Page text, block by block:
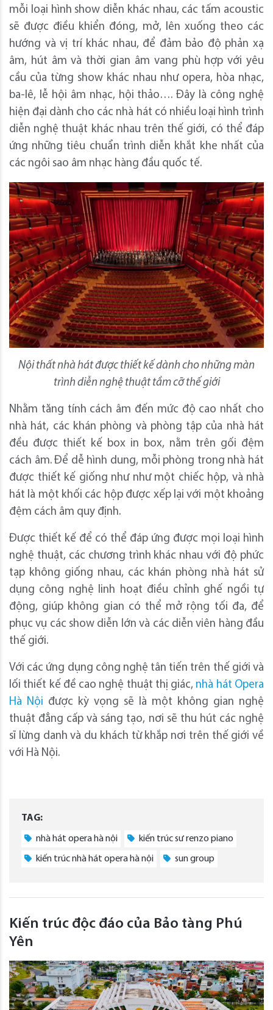
mỗi loại hình show diễn khác nhau, các tấm acoustic
sẽ được điều khiển đóng, mở, lên xuống theo các
hướng và vị trí khác nhau, để đảm bảo độ phản xạ
âm, hút âm và thời gian âm vang phù hợp với yêu
cầu của từng show khác nhau như opera, hòa nhạc,
ba-lê, lễ hội âm nhạc, hội thảo…. Đây là công nghệ
hiện đại dành cho các nhà hát có nhiều loại hình trình
diễn nghệ thuật khác nhau trên thế giới, có thể đáp
ứng những tiêu chuẩn trình diễn khắt khe nhất của
các ngôi sao âm nhạc hàng đầu quốc tế.
Nội thất nhà hát được thiết kế dành cho những màn
trình diễn nghệ thuật tầm cỡ thế giới
Nhằm tăng tính cách âm đến mức độ cao nhất cho
nhà hát, các khán phòng và phòng tập của nhà hát
đều được thiết kế box in box, nằm trên gối đệm
cách âm. Để dễ hình dung, mỗi phòng trong nhà hát
được thiết kế giống như như một chiếc hộp, và nhà
hát là một khối các hộp được xếp lại với một khoảng
đệm cách âm quy định.
Được thiết kế để có thể đáp ứng được mọi loại hình
nghệ thuật, các chương trình khác nhau với độ phức
tạp không giống nhau, các khán phòng nhà hát sử
dụng công nghệ linh hoạt điều chỉnh ghế ngồi tự
động, giúp không gian có thể mở rộng tối đa, để
phục vụ các show diễn lớn và các diễn viên hàng đầu
thế giới.
Với các ứng dụng công nghệ tân tiến trên thế giới và
lối thiết kế đề cao nghệ thuật thị giác, nhà hát Opera
Hà Nội được kỳ vọng sẽ là một không gian nghệ
thuật đẳng cấp và sáng tạo, nơi sẽ thu hút các nghệ
sĩ lừng danh và du khách từ khắp nơi trên thế giới về
với Hà Nội.
TAG:
nhà hát opera hà nội kiến trúc sư renzo piano
kiến trúc nhà hát opera hà nội sun group
Kiến trúc độc đáo của Bảo tàng Phú
Yên